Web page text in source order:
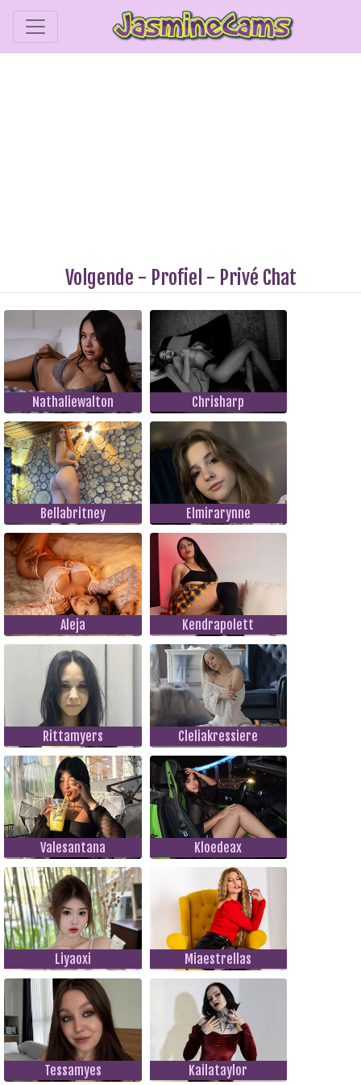
Volgende - Profiel - Privé Chat
Nathaliewalton Chrisharp
Bellabritney Elmirarynne
Aleja Kendrapolett
Rittamyers Cleliakressiere
Valesantana Kloedeax
Liyaoxi Miaestrellas
Tessamyes Kailataylor